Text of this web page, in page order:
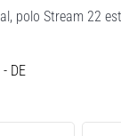
polo Stream 22
DE